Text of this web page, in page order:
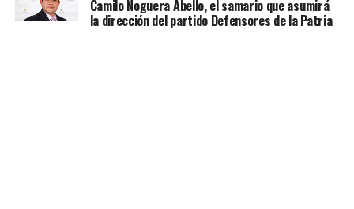
Camilo Noguera Abello, el samario que asumirá
la dirección del partido Defensores de la Patria